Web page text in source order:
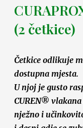
(2 četkice)
Četkice odlikuje
dostupna mjesta.
U njoj je gusto
CUREN®
nježno i